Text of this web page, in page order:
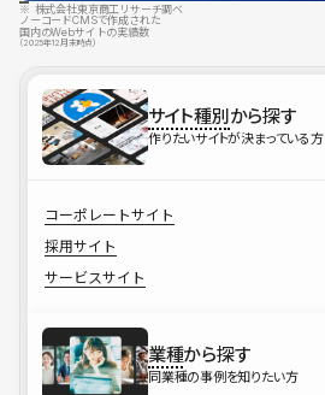
※ 株式会社東京商工リサーチ調べ
ノーコードCMSで作成された
国内のWebサイトの実績数
（2025年12月末時点）
サイト種別から探す
作りたいサイトが決まっている方
コーポレートサイト
採用サイト
サービスサイト
業種から探す
同業種の事例を知りたい方